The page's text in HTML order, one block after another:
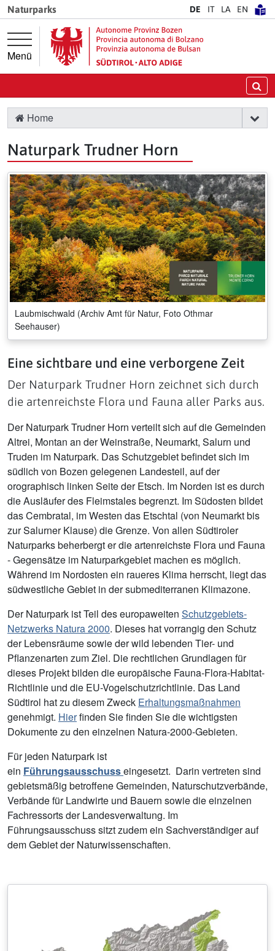
Springe direkt zur Hauptnavigation
Springe direkt zum Inhalt
Naturparks DE IT LA EN
Menü
Home
Naturpark Trudner Horn
Laubmischwald (Archiv Amt für Natur, Foto Othmar
Seehauser)
Eine sichtbare und eine verborgene Zeit
Der Naturpark Trudner Horn zeichnet sich durch
die artenreichste Flora und Fauna aller Parks aus.
Der Naturpark Trudner Horn verteilt sich auf die Gemeinden
Altrei, Montan an der Weinstraße, Neumarkt, Salurn und
Truden im Naturpark. Das Schutzgebiet befindet sich im
südlich von Bozen gelegenen Landesteil, auf der
orographisch linken Seite der Etsch. Im Norden ist es durch
die Ausläufer des Fleimstales begrenzt. Im Südosten bildet
das Cembratal, im Westen das Etschtal (von Neumarkt bis
zur Salurner Klause) die Grenze. Von allen Südtiroler
Naturparks beherbergt er die artenreichste Flora und Fauna
- Gegensätze im Naturparkgebiet machen es möglich.
Während im Nordosten ein raueres Klima herrscht, liegt das
südwestliche Gebiet in der submediterranen Klimazone.
Der Naturpark ist Teil des europaweiten Schutzgebiets-
Netzwerks Natura 2000. Dieses hat vorrangig den Schutz
der Lebensräume sowie der wild lebenden Tier- und
Pflanzenarten zum Ziel. Die rechtlichen Grundlagen für
dieses Projekt bilden die europäische Fauna-Flora-Habitat-
Richtlinie und die EU-Vogelschutzrichtlinie. Das Land
Südtirol hat zu diesem Zweck Erhaltungsmaßnahmen
genehmigt. Hierfinden Sie finden Sie die wichtigsten
Dokumente zu den einzelnen Natura-2000-Gebieten.
Für jeden Naturpark ist
ein Führungsausschusseingesetzt. Darin vertreten sind
gebietsmäßig betroffene Gemeinden, Naturschutzverbände,
Verbände für Landwirte und Bauern sowie die einzelnen
Fachressorts der Landesverwaltung. Im
Führungsausschuss sitzt zudem ein Sachverständiger auf
dem Gebiet der Naturwissenschaften.